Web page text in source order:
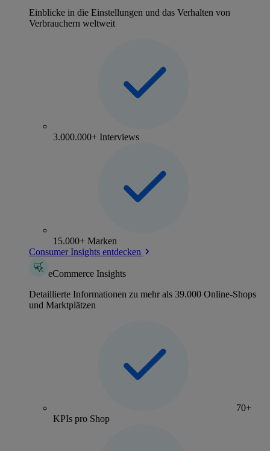
Einblicke in die Einstellungen und das Verhalten von
Verbrauchern weltweit
3.000.000+ Interviews
15.000+ Marken
Consumer Insights entdecken
eCommerce Insights
Detaillierte Informationen zu mehr als 39.000 Online-Shops
und Marktplätzen
70+
KPIs pro Shop